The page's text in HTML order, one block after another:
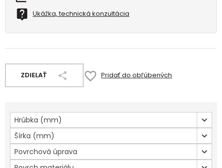
Ukážka, technická konzultácia
ZDIELAŤ Pridať do obľúbených
Hrúbka (mm)
Šírka (mm)
Povrchová úprava